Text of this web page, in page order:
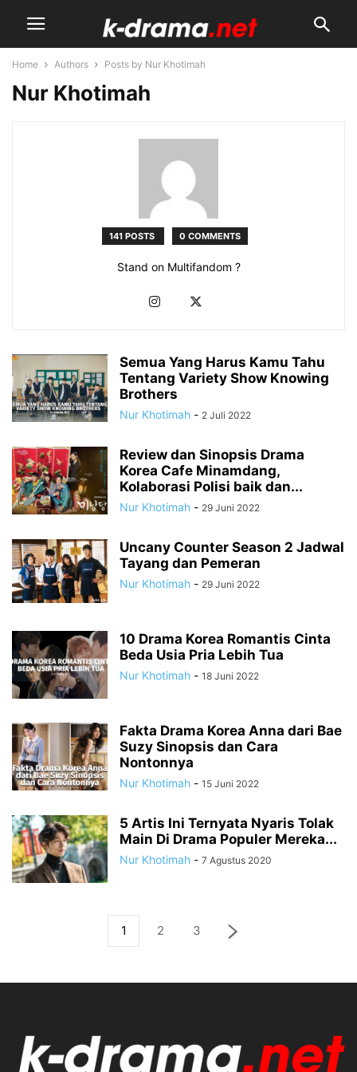
Home Authors Posts by Nur Khotimah
Nur Khotimah
141 POSTS 0 COMMENTS
Stand on Multifandom ?
Semua Yang Harus Kamu Tahu
Tentang Variety Show Knowing
Brothers
Nur Khotimah - 2 Juli 2022
Review dan Sinopsis Drama
Korea Cafe Minamdang,
Kolaborasi Polisi baik dan...
Nur Khotimah - 29 Juni 2022
Uncany Counter Season 2 Jadwal
Tayang dan Pemeran
Nur Khotimah - 29 Juni 2022
10 Drama Korea Romantis Cinta
Beda Usia Pria Lebih Tua
Nur Khotimah - 18 Juni 2022
Fakta Drama Korea Anna dari Bae
Suzy Sinopsis dan Cara
Nontonnya
Nur Khotimah - 15 Juni 2022
5 Artis Ini Ternyata Nyaris Tolak
Main Di Drama Populer Mereka...
Nur Khotimah - 7 Agustus 2020
1 2 3